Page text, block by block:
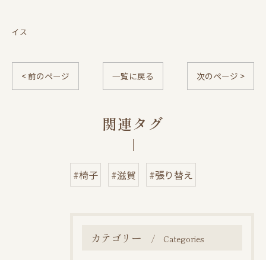
イス
< 前のページ 一覧に戻る 次のページ >
関連タグ
#椅子 #滋賀 #張り替え
カテゴリー Categories